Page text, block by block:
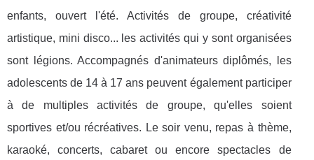
enfants, ouvert l'été. Activités de groupe, créativité
artistique, mini disco... les activités qui y sont organisées
sont légions. Accompagnés d'animateurs diplômés, les
adolescents de 14 à 17 ans peuvent également participer
à de multiples activités de groupe, qu'elles soient
sportives et/ou récréatives. Le soir venu, repas à thème,
karaoké, concerts, cabaret ou encore spectacles de